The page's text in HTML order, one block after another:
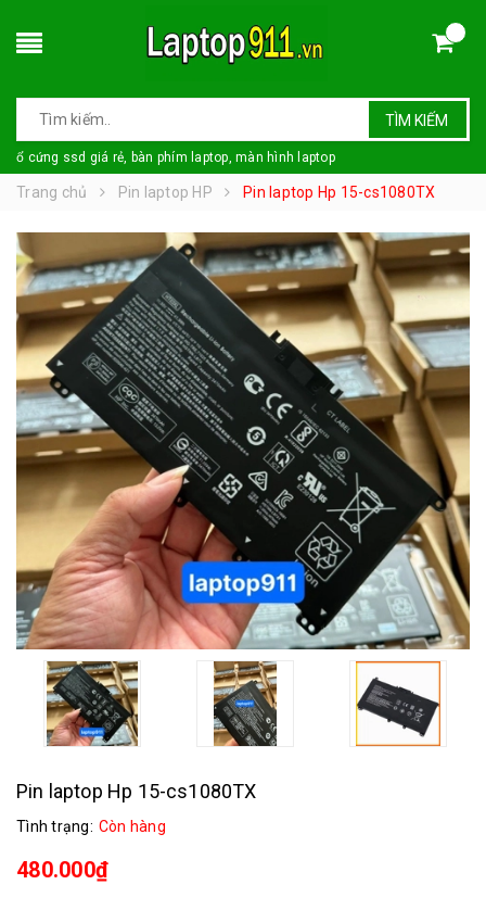
TÌM KIẾM
ổ cứng ssd giá rẻ, bàn phím laptop, màn hình laptop
Trang chủ Pin laptop HP Pin laptop Hp 15-cs1080TX
Pin laptop Hp 15-cs1080TX
Tình trạng: Còn hàng
480.000₫